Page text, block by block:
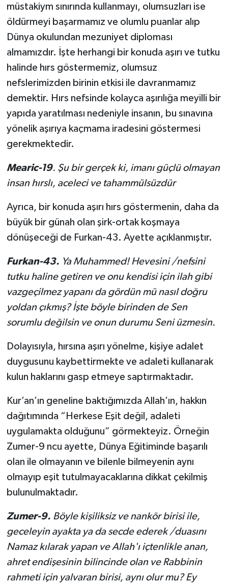
müstakiym sınırında kullanmayı, olumsuzları ise
öldürmeyi başarmamız ve olumlu puanlar alıp
Dünya okulundan mezuniyet diploması
almamızdır. İşte herhangi bir konuda aşırı ve tutku
halinde hırs göstermemiz, olumsuz
nefslerimizden birinin etkisi ile davranmamız
demektir. Hırs nefsinde kolayca aşırılığa meyilli bir
yapıda yaratılması nedeniyle insanın, bu sınavına
yönelik aşırıya kaçmama iradesini göstermesi
gerekmektedir.
Mearic-19. Şu bir gerçek ki, imanı güçlü olmayan
insan hırslı, aceleci ve tahammülsüzdür
Ayrıca, bir konuda aşırı hırs göstermenin, daha da
büyük bir günah olan şirk-ortak koşmaya
dönüşeceği de Furkan-43. Ayette açıklanmıştır.
Furkan-43. Ya Muhammed! Hevesini /nefsini
tutku haline getiren ve onu kendisi için ilah gibi
vazgeçilmez yapanı da gördün mü nasıl doğru
yoldan çıkmış? İşte böyle birinden de Sen
sorumlu değilsin ve onun durumu Seni üzmesin.
Dolayısıyla, hırsına aşırı yönelme, kişiye adalet
duygusunu kaybettirmekte ve adaleti kullanarak
kulun haklarını gasp etmeye saptırmaktadır.
Kur’an’ın geneline baktığımızda Allah’ın, hakkın
dağıtımında “Herkese Eşit değil, adaleti
uygulamakta olduğunu” görmekteyiz. Örneğin
Zumer-9 ncu ayette, Dünya Eğitiminde başarılı
olan ile olmayanın ve bilenle bilmeyenin aynı
olmayıp eşit tutulmayacaklarına dikkat çekilmiş
bulunulmaktadır.
Zumer-9. Böyle kişiliksiz ve nankör birisi ile,
geceleyin ayakta ya da secde ederek /duasını
Namaz kılarak yapan ve Allah'ı içtenlikle anan,
ahret endişesinin bilincinde olan ve Rabbinin
rahmeti için yalvaran birisi, aynı olur mu? Ey